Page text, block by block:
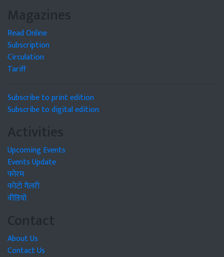
Magazines
Read Online
Subscription
Circulation
Tariff
Subscribe to print edition
Subscribe to digital edition
Activities
Upcoming Events
Events Update
फोरम
फोटो गैलरी
वीडियो
Contact
About Us
Contact Us